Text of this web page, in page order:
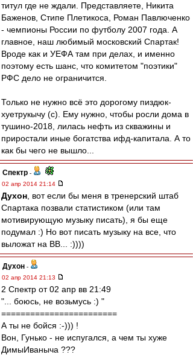
титул где не ждали. Представляете, Никита
Баженов, Стипе Плетикоса, Роман Павлюченко
- чемпионы России по футболу 2007 года. А
главное, наш любимый московский Спартак!
Вроде как и УЕФА там при делах, и именно
поэтому есть шанс, что комитетом "поэтики"
РФС дело не ограничится.
Только не нужно всё это дорогому пиздюк-
хуетрукычу (с). Ему нужно, чтобы росли дома в
тушино-2018, лилась нефть из скважины и
приростали иные богатства ифд-капитала. А то
как бы чего не вышло...
Спектр -
02 апр 2014 21:14
Духон , вот если бы меня в тренерский штаб
Спартака позвали статистиком (или там
мотивирующую музыку писать), я бы еще
подумал :) Но вот писать музыку на все, что
выложат на ВВ... :))))
Духон -
02 апр 2014 21:13
2 Спектр от 02 апр вв 21:49
"... боюсь, не возьмусь :) "
========================
А ты не бойся :-))) !
Вон, Гунько - не испугался, а чем ты хуже
ДимыИваныча ???